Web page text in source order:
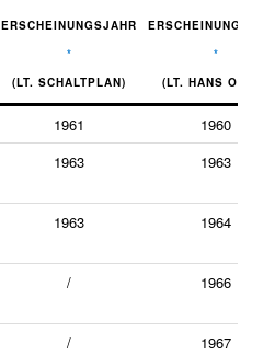
ERSCHEINUNGSJAHR
*
(LT. SCHALTPLAN)
*
(LT. HANS OHMS)
1961
1960
1963 1963
1963 1964
/ 1966
/ 1967